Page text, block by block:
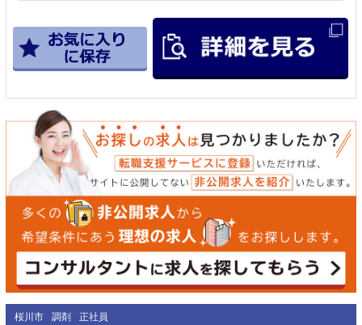
桜川市 調剤 正社員